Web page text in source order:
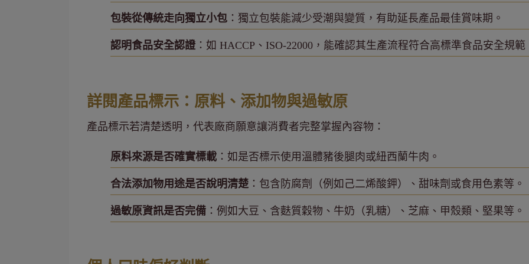
包裝從傳統走向獨立小包 ：獨立包裝能減少受潮與變質，有助延長產品最佳賞味期。
認明食品安全認證 ：如 HACCP、ISO-22000，能確認其生產流程符合高標準食品安全規範
詳閱產品標示：原料、添加物與過敏原
產品標示若清楚透明，代表廠商願意讓消費者完整掌握內容物：
原料來源是否確實標載 ：如是否標示使用溫體豬後腿肉或紐西蘭牛肉。
合法添加物用途是否說明清楚 ：包含防腐劑（例如己二烯酸鉀）、甜味劑或食用色素等。
過敏原資訊是否完備 ：例如大豆、含麩質穀物、牛奶（乳糖）、芝麻、甲殼類、堅果等。